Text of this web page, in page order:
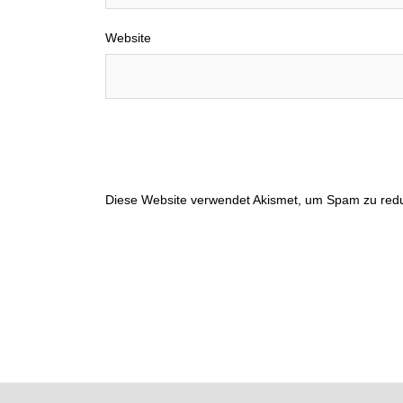
Website
Diese Website verwendet Akismet, um Spam zu